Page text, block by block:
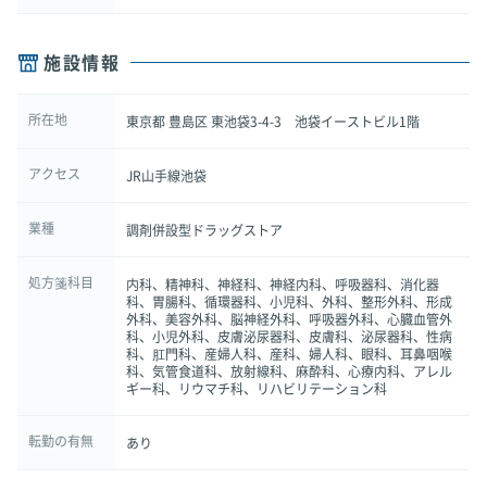
施設情報
所在地 東京都 豊島区 東池袋3-4-3 池袋イーストビル1階
アクセス JR山手線池袋
業種 調剤併設型ドラッグストア
処方箋科目
内科、精神科、神経科、神経内科、呼吸器科、消化器
科、胃腸科、循環器科、小児科、外科、整形外科、形成
外科、美容外科、脳神経外科、呼吸器外科、心臓血管外
科、小児外科、皮膚泌尿器科、皮膚科、泌尿器科、性病
科、肛門科、産婦人科、産科、婦人科、眼科、耳鼻咽喉
科、気管食道科、放射線科、麻酔科、心療内科、アレル
ギー科、リウマチ科、リハビリテーション科
転勤の有無 あり